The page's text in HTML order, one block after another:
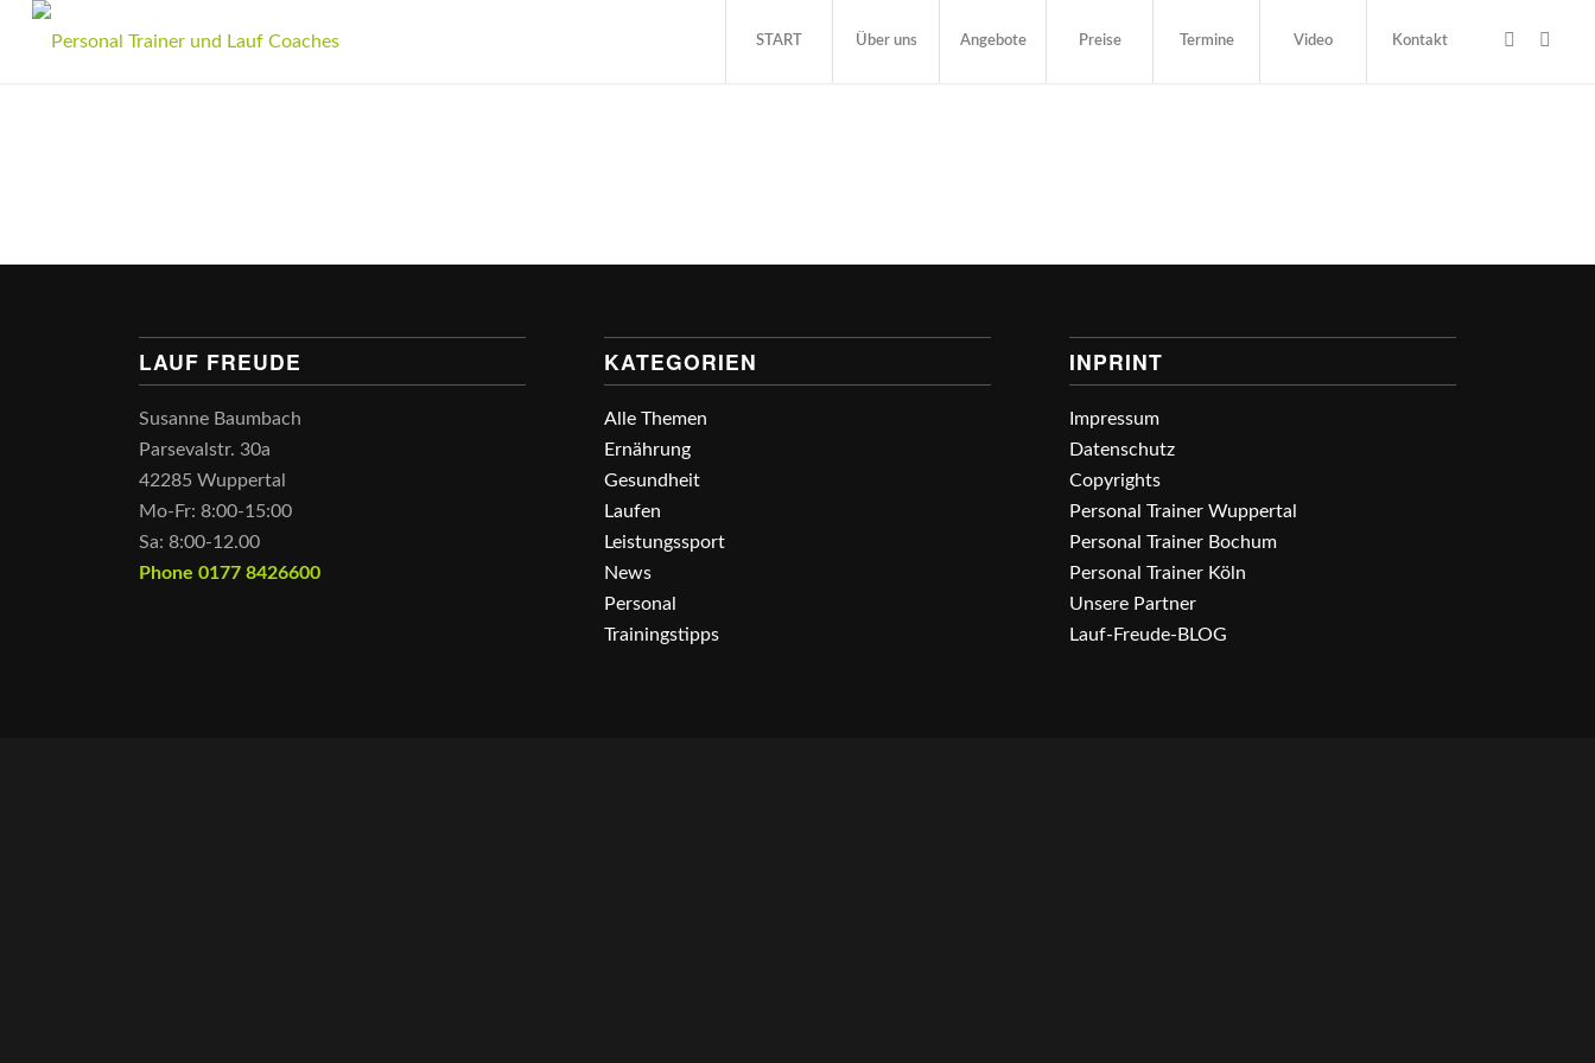
START Über uns Angebote Preise Termine Video Kontakt
LAUF FREUDE
Susanne Baumbach
Parsevalstr. 30a
42285 Wuppertal
Mo-Fr: 8:00-15:00
Sa: 8:00-12.00
Phone 0177 8426600
KATEGORIEN
Alle Themen
Ernährung
Gesundheit
Laufen
Leistungssport
News
Personal
Trainingstipps
INPRINT
Impressum
Datenschutz
Copyrights
Personal Trainer Wuppertal
Personal Trainer Bochum
Personal Trainer Köln
Unsere Partner
Lauf-Freude-BLOG